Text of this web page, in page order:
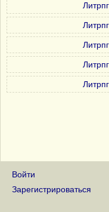
Войти
Зарегистрироваться